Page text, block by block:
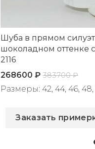
Шуба в прямом
шоколадном оттенке
2116
268600₽ 383700₽
Размеры: 42, 44, 46, 48,
Заказать